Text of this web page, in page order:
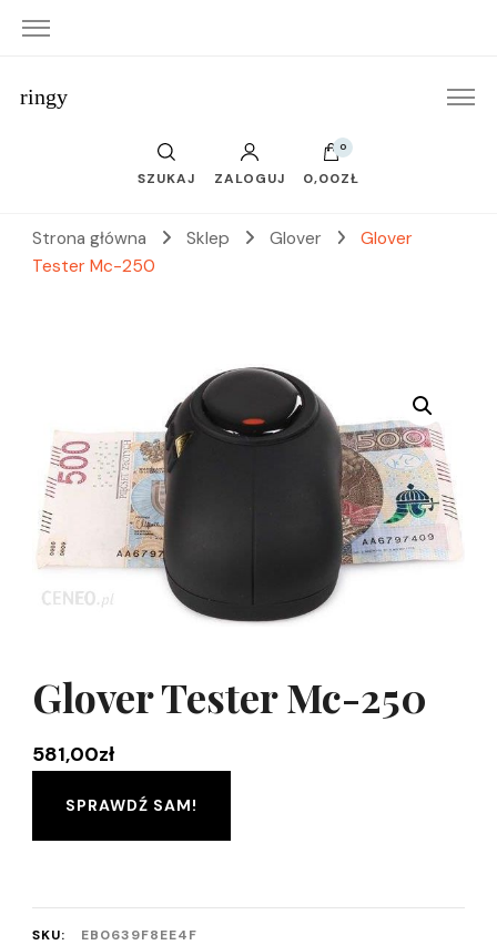
ringy
SZUKAJ ZALOGUJ
0
0,00ZŁ
Strona główna Sklep Glover
Glover
Tester Mc-250
Glover Tester Mc-250
581,00zł
SPRAWDŹ SAM!
SKU:
EB0639F8EE4F